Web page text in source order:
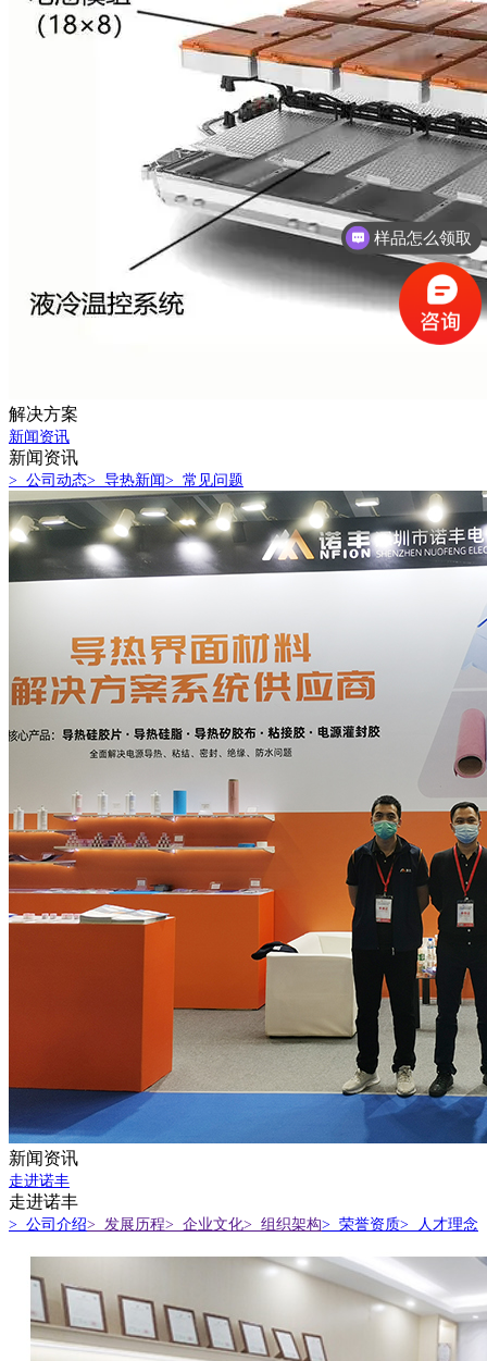
解决方案
新闻资讯
新闻资讯
> 公司动态> 导热新闻> 常见问题
新闻资讯
走进诺丰
走进诺丰
> 公司介绍> 发展历程> 企业文化> 组织架构> 荣誉资质> 人才理念
样品怎么领取
咨询产品报价